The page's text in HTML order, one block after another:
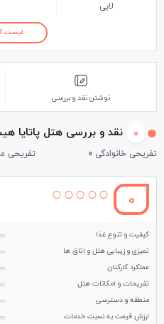
لابی
لیست
نوشتن نقد و بررسی
0 نقد و بررسی هتل پاتایا
تفریحی خانوادگی 0 تفریحی
0
کیفیت و تنوع غذا
تمیزی و زیبایی هتل و اتاق ها
عملکرد کارکنان
تفریحات و امکانات هتل
منطقه و دسترسی
ارزش قیمت به نسبت خدمات